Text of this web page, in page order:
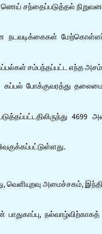
நடவடிக்கைகள்
சம்பந்தப்பட்ட எந்த
கப்பல் போக்குவரத்து
4699
வெளியுறவு அமைச்சகம்,